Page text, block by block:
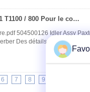
504500126 Idler Assy Paxton # 8002561 T1100 / 800 Pour le coupeur automatique Gerber
504500126 Idler Assy
Des détails rapides: Nom
6 7 8 9